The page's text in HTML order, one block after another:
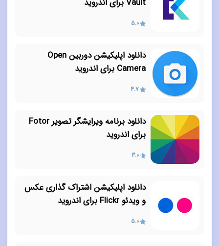
Vault برای اندروید
5.0
دانلود اپلیکیشن دوربین Open
Camera برای اندروید
4.7
دانلود برنامه ویرایشگر تصویر Fotor
برای اندروید
3.0
دانلود اپلیکیشن اشتراک گذاری عکس
و ویدئو Flickr برای اندروید
5.0